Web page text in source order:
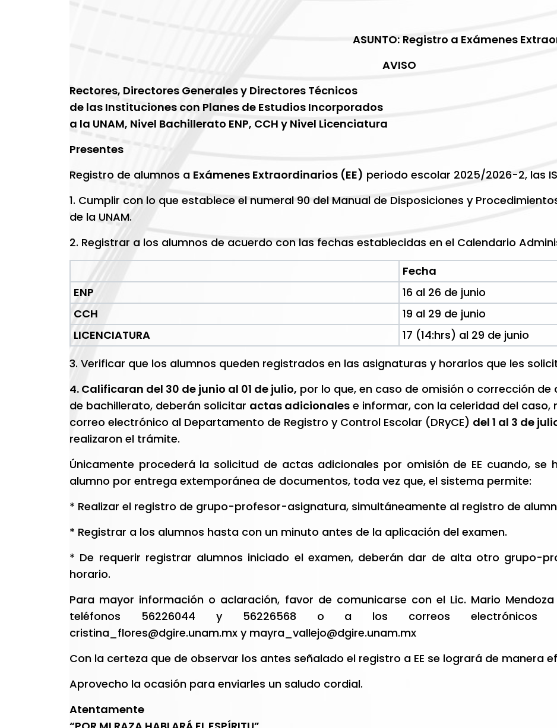
ASUNTO: Registro a Exámenes
AVISO
Rectores, Directores Generales y Directores Técnicos
de las Instituciones con Planes de Estudios Incorporados
a la UNAM, Nivel Bachillerato ENP, CCH y Nivel Licenciatura
Presentes
Registro de alumnos a Exámenes Extraordinarios (EE) periodo escolar 2025/2026-2, las
1. Cumplir con lo que establece el numeral 90 del Manual de Disposiciones y
de la UNAM.
2. Registrar a los alumnos de acuerdo con las fechas establecidas en el Calendario
Fecha
ENP
16 al 26 de junio
CCH
19 al 29 de junio
LICENCIATURA
17 (14:hrs) al 29 de junio
3. Verificar que los alumnos queden registrados en las asignaturas y horarios que les
4. Calificaran del 30 de junio al 01 de julio, por lo que, en caso de omisión o corrección
de bachillerato, deberán solicitar actas adicionales e informar, con la celeridad del
correo electrónico al Departamento de Registro y Control Escolar (DRyCE) del 1 al 3 de
realizaron el trámite.
Únicamente procederá la solicitud de actas adicionales por omisión de EE cuando, se
alumno por entrega extemporánea de documentos, toda vez que, el sistema permite:
* Realizar el registro de grupo-profesor-asignatura, simultáneamente al registro de
* Registrar a los alumnos hasta con un minuto antes de la aplicación del examen.
* De requerir registrar alumnos iniciado el examen, deberán dar de alta otro grupo-
horario.
Para mayor información o aclaración, favor de comunicarse con el Lic. Mario Mendoza
teléfonos 56226044 y 56226568 o a los correos electrónicos
cristina_flores@dgire.unam.mx y mayra_vallejo@dgire.unam.mx
Con la certeza que de observar los antes señalado el registro a EE se logrará de manera
Aprovecho la ocasión para enviarles un saludo cordial.
Atentamente